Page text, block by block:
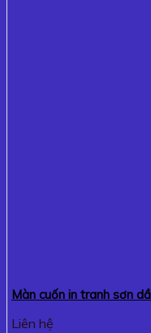
Màn cuốn in tranh sơn
Liên hệ